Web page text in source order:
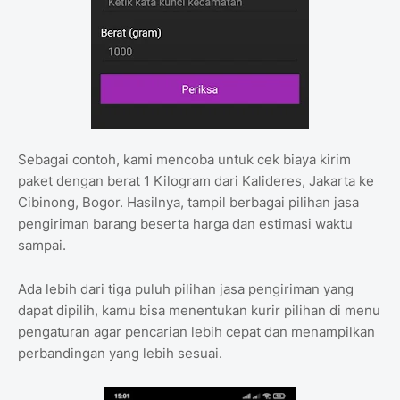
Sebagai contoh, kami mencoba untuk cek biaya kirim
paket dengan berat 1 Kilogram dari Kalideres, Jakarta ke
Cibinong, Bogor. Hasilnya, tampil berbagai pilihan jasa
pengiriman barang beserta harga dan estimasi waktu
sampai.
Ada lebih dari tiga puluh pilihan jasa pengiriman yang
dapat dipilih, kamu bisa menentukan kurir pilihan di menu
pengaturan agar pencarian lebih cepat dan menampilkan
perbandingan yang lebih sesuai.